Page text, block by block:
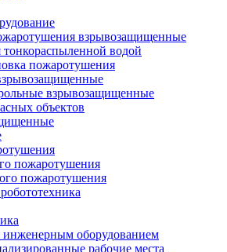
взрывозащищенные
водой
пожаротушения
взрывозащищенные
объектов
пожаротушения
пожаротушения
инженерным оборудованием
рабочие места